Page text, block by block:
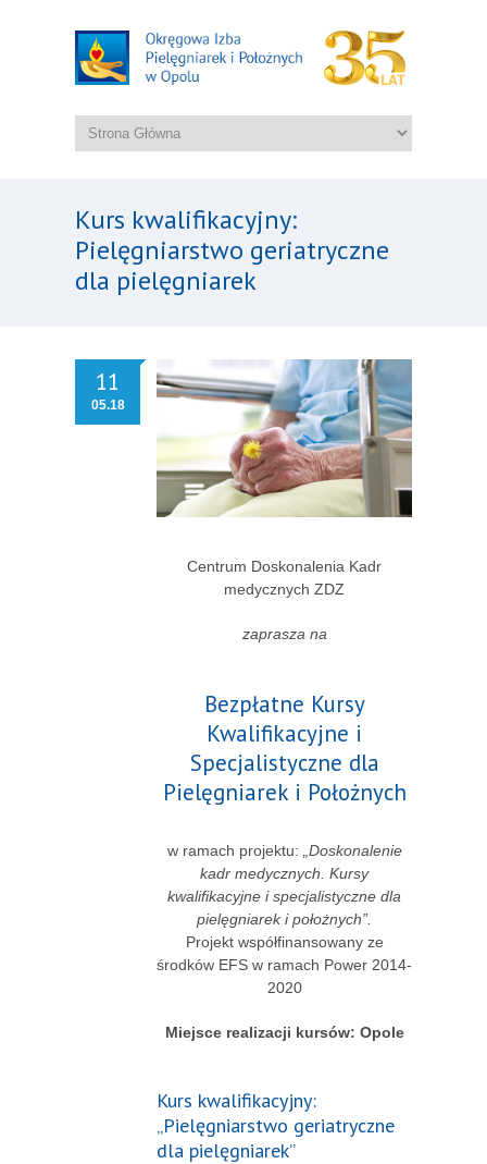
Kurs kwalifikacyjny:
Pielęgniarstwo geriatryczne
dla pielęgniarek
11
05.18
Centrum Doskonalenia Kadr
medycznych ZDZ
zaprasza na
Bezpłatne Kursy
Kwalifikacyjne i
Specjalistyczne dla
Pielęgniarek i Położnych
w ramach projektu:
„Doskonalenie
kadr medycznych. Kursy
kwalifikacyjne i specjalistyczne dla
pielęgniarek i położnych”.
Projekt współfinansowany ze
środków EFS w ramach Power 2014-
2020
Miejsce realizacji kursów: Opole
Kurs kwalifikacyjny:
„Pielęgniarstwo geriatryczne
dla pielęgniarek”